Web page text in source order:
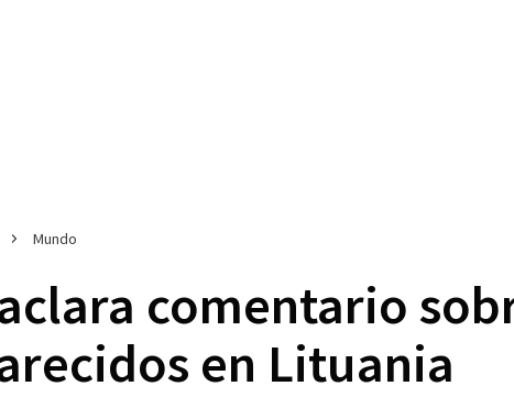
Mundo
comentario
en Lituania